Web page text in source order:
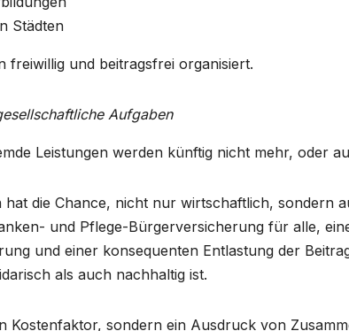
Städten
freiwillig und beitragsfrei organisiert.
Aufgaben
Leistungen werden künftig nicht mehr, oder
hat die Chance, nicht nur wirtschaftlich, sondern
und Pflege-Bürgerversicherung für alle,
und einer konsequenten Entlastung der
als auch nachhaltig ist.
Kostenfaktor, sondern ein Ausdruck von